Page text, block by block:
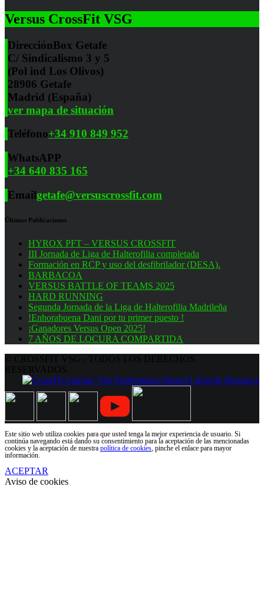
Versus CrossFit VSG
DirecciónBox Getafe
C/ Sindicalismo 3 y 5
(Pol ind Los Olivos)
28906 Getafe
Madrid (España)
ver mapa de situación
Teléfono+34 910 849 952
WhatsAPP
+34 640 835 165
Emailgetafe@versuscrossfit.com
Últimas Publicaciones
HYROX PFT – VERSUS CROSSFIT
III Jornada de Liga de Halterofilia completada
Formación en RCP y uso del desfibrilador (DESA).
BARBACOA
VERSUS BATTLE OF TEAMS 2025
HARD RUNNING
Segunda Jornada de la Liga de Halterofilia Madrileña
!Enhorabuena Dani por tu primer puesto !
¡Ganadores Versus Open 2025!
7 AÑOS DE LOCURA COMPARTIDA
Este sitio web utiliza cookies para que usted tenga la mejor experiencia de usuario. Si
continúa navegando está dando su consentimiento para la aceptación de las mencionadas
cookies y la aceptación de nuestra política de cookies , pinche el enlace para mayor
información.
ACEPTAR
Aviso de cookies